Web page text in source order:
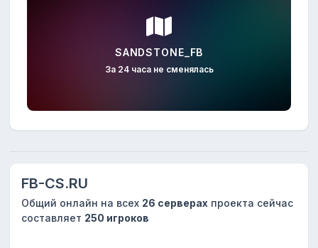
SANDSTONE_FB
За 24 часа не сменялась
FB-CS.RU
Общий онлайн на всех 26 серверах проекта сейчас
составляет 250 игроков